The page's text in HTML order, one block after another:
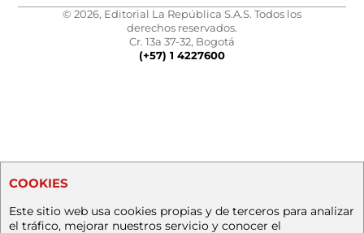
© 2026, Editorial La República S.A.S. Todos los
derechos reservados.
Cr. 13a 37-32, Bogotá
(+57) 1 4227600
COOKIES
Este sitio web usa cookies propias y de terceros para analizar
el tráfico, mejorar nuestros servicio y conocer el